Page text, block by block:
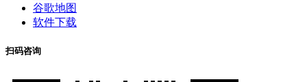
谷歌地图
软件下载
扫码咨询